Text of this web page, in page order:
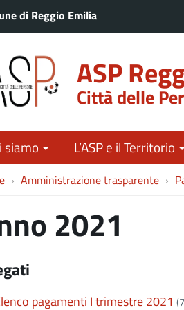
di Reggio Emilia
ASP
Città delle
siamo L’ASP e il Territorio
Amministrazione trasparente
2021
pagamenti I trimestre 2021